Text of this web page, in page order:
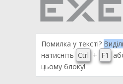
Помилка у тексті?
натисніть Ctrl + F1
цьому блоку!